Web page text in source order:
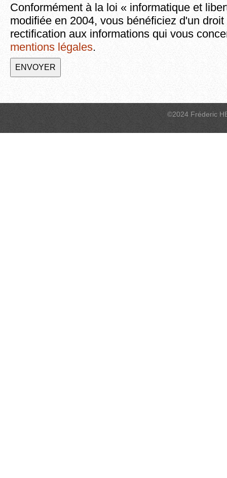
Conformément à la loi « informatique et
modifiée en 2004, vous bénéficiez d'un
rectification aux informations qui vous
mentions légales.
©2024 Fréderic